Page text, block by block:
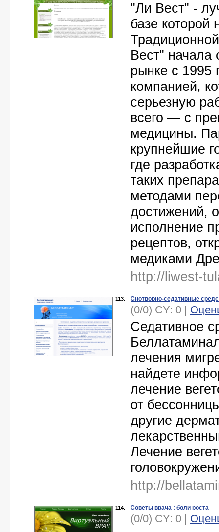
"Ли Вест" -
базе
Вест" начала
рынке с 1995
компанией,
серьезную
всего — с
медицины.
крупнейшие
где
таких
методами
достижений,
исполнение
рецептов,
медиками
http://liwest-
113. Снотворно-седативные
(0/0) CY: 0 |
Седативное
лечения
найдете
лечение
от
другие
Лечение
http://
114. Советы врача : боли роста
(0/0) CY: 0 |